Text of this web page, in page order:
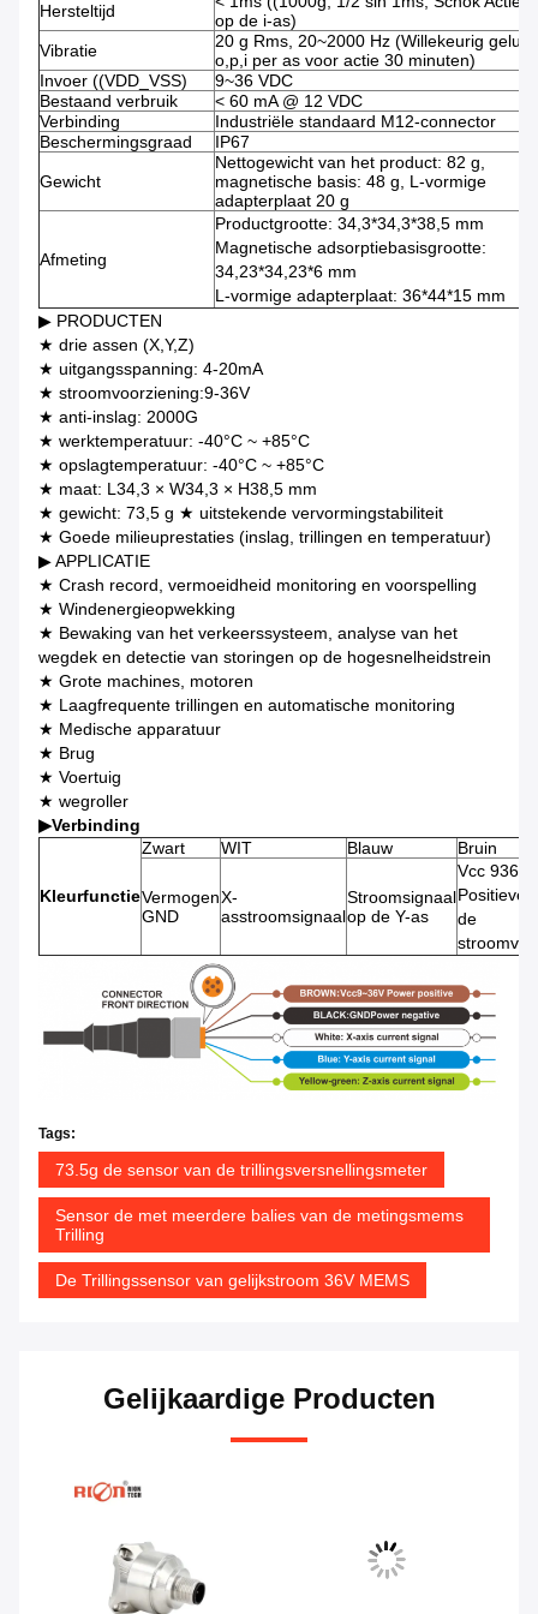
Hersteltijd
op de i-as)
Vibratie
20 g Rms, 20~2000 Hz (Willekeurig geluid,
o,p,i per as voor actie 30 minuten)
Invoer ((VDD_VSS)
9~36 VDC
Bestaand verbruik
< 60 mA @ 12 VDC
Verbinding
Industriële standaard M12-connector
Beschermingsgraad
IP67
Gewicht
Nettogewicht van het product: 82 g,
magnetische basis: 48 g, L-vormige
adapterplaat 20 g
Afmeting
Productgrootte: 34,3*34,3*38,5 mm
Magnetische adsorptiebasisgrootte:
34,23*34,23*6 mm
L-vormige adapterplaat: 36*44*15 mm
▶ PRODUCTEN
★ drie assen (X,Y,Z)
★ uitgangsspanning: 4-20mA
★ stroomvoorziening:9-36V
★ anti-inslag: 2000G
★ werktemperatuur: -40°C ~ +85°C
★ opslagtemperatuur: -40°C ~ +85°C
★ maat: L34,3 × W34,3 × H38,5 mm
★ gewicht: 73,5 g ★ uitstekende vervormingstabiliteit
★ Goede milieuprestaties (inslag, trillingen en temperatuur)
▶ APPLICATIE
★ Crash record, vermoeidheid monitoring en voorspelling
★ Windenergieopwekking
★ Bewaking van het verkeerssysteem, analyse van het
wegdek en detectie van storingen op de hogesnelheidstrein
★ Grote machines, motoren
★ Laagfrequente trillingen en automatische monitoring
★ Medische apparatuur
★ Brug
★ Voertuig
★ wegroller
▶Verbinding
Kleurfunctie
Zwart WIT Blauw Bruin
Vermogen
GND
X-
asstroomsignaal
Stroomsignaal
op de Y-as
Vcc 936V
Positieve
de
Tags:
73.5g de sensor van de trillingsversnellingsmeter
Sensor de met meerdere balies van de metingsmems
Trilling
De Trillingssensor van gelijkstroom 36V MEMS
Gelijkaardige Producten